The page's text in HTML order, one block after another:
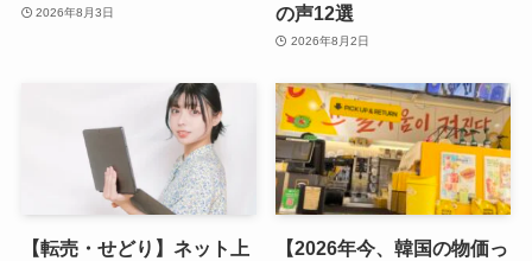
2026年8月3日
の声12選
2026年8月2日
【転売・せどり】ネット上
【2026年今、韓国の物価っ